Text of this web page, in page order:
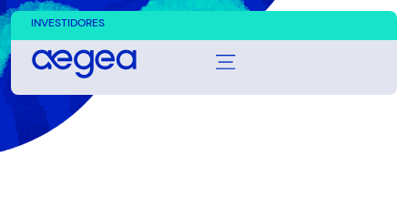
INVESTIDORES